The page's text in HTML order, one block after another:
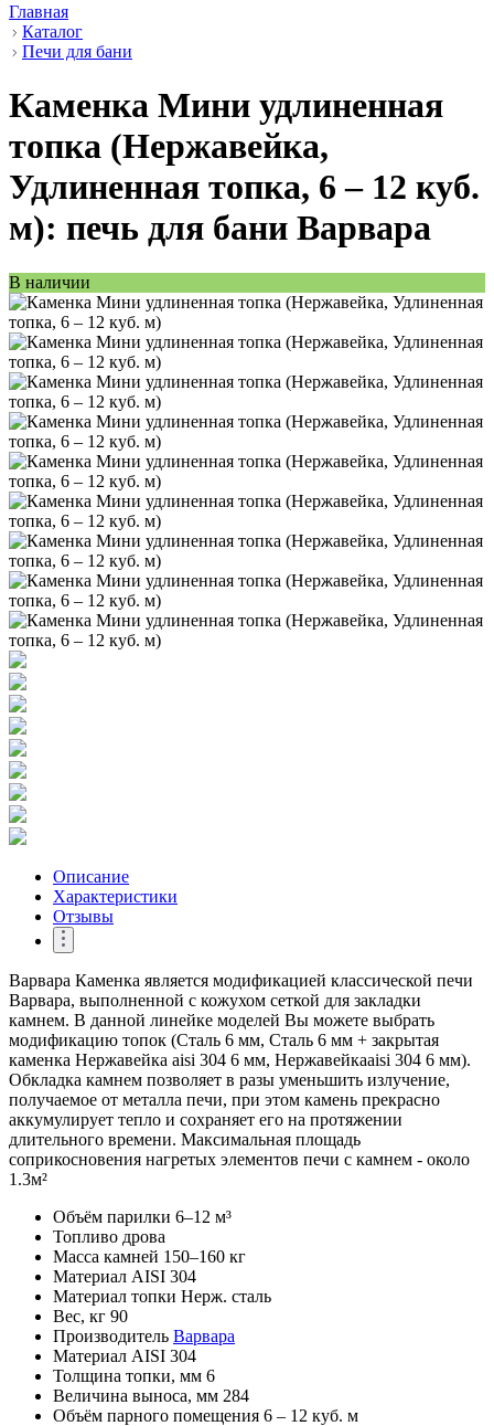
Главная
Каталог
Печи для бани
Каменка Мини удлиненная
топка (Нержавейка,
Удлиненная топка, 6 – 12 куб.
м): печь для бани Варвара
В наличии
Описание
Характеристики
Отзывы
Варвара Каменка является модификацией классической печи
Варвара, выполненной с кожухом сеткой для закладки
камнем. В данной линейке моделей Вы можете выбрать
модификацию топок (Сталь 6 мм, Сталь 6 мм + закрытая
каменка Нержавейка aisi 304 6 мм, Нержавейкаaisi 304 6 мм).
Обкладка камнем позволяет в разы уменьшить излучение,
получаемое от металла печи, при этом камень прекрасно
аккумулирует тепло и сохраняет его на протяжении
длительного времени. Максимальная площадь
соприкосновения нагретых элементов печи с камнем - около
1.3м²
Объём парилки 6–12 м³
Топливо дрова
Масса камней 150–160 кг
Материал AISI 304
Материал топки Нерж. сталь
Вес, кг 90
Производитель Варвара
Материал AISI 304
Толщина топки, мм 6
Величина выноса, мм 284
Объём парного помещения 6 – 12 куб. м